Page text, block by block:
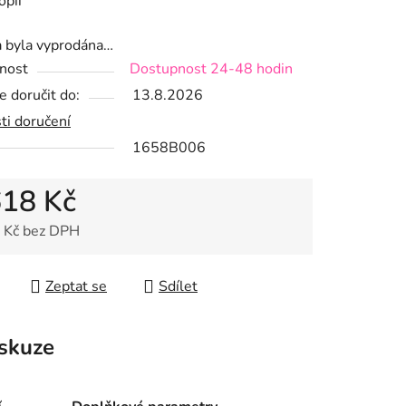
byla vyprodána…
Dostupnost 24-48 hodin
doručit do:
13.8.2026
doručení
1658B006
Kč
bez DPH
Zeptat se Sdílet